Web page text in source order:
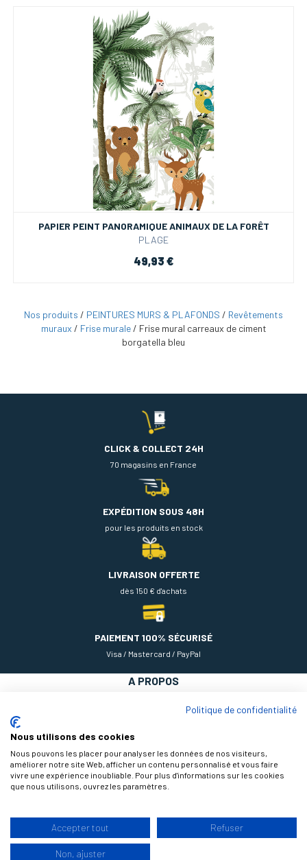
PAPIER PEINT PANORAMIQUE ANIMAUX DE LA FORÊT
PLAGE
49,93 €
Nos produits / PEINTURES MURS & PLAFONDS / Revêtements
muraux / Frise murale/ Frise mural carreaux de ciment
borgatella bleu
CLICK & COLLECT 24H
70 magasins en France
EXPÉDITION SOUS 48H
pour les produits en stock
LIVRAISON OFFERTE
dès 150 € d'achats
PAIEMENT 100% SÉCURISÉ
Visa / Mastercard / PayPal
A PROPOS
© 2026 Théodore Maison de Peinture, tous droits réservés |
Politique de confidentialité
Nous utilisons des cookies
Nous pouvons les placer pour analyser les données de nos visiteurs,
améliorer notre site Web, afficher un contenu personnalisé et vous faire
vivre une expérience inoubliable. Pour plus d'informations sur les cookies
que nous utilisons, ouvrez les paramètres.
Accepter tout Refuser
Non, ajuster